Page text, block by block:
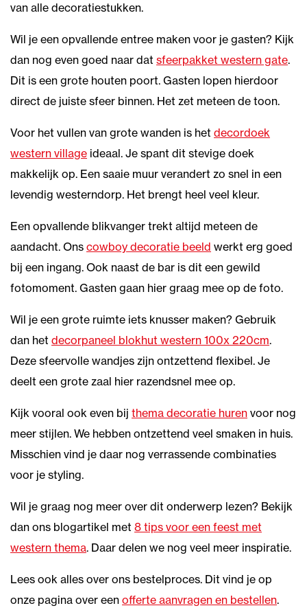
van alle decoratiestukken.
Wil je een opvallende entree maken voor je gasten? Kijk
dan nog even goed naar dat sfeerpakket western gate.
Dit is een grote houten poort. Gasten lopen hierdoor
direct de juiste sfeer binnen. Het zet meteen de toon.
Voor het vullen van grote wanden is het decordoek
western village ideaal. Je spant dit stevige doek
makkelijk op. Een saaie muur verandert zo snel in een
levendig westerndorp. Het brengt heel veel kleur.
Een opvallende blikvanger trekt altijd meteen de
aandacht. Ons cowboy decoratie beeld werkt erg goed
bij een ingang. Ook naast de bar is dit een gewild
fotomoment. Gasten gaan hier graag mee op de foto.
Wil je een grote ruimte iets knusser maken? Gebruik
dan het decorpaneel blokhut western 100x 220cm.
Deze sfeervolle wandjes zijn ontzettend flexibel. Je
deelt een grote zaal hier razendsnel mee op.
Kijk vooral ook even bij thema decoratie huren voor nog
meer stijlen. We hebben ontzettend veel smaken in huis.
Misschien vind je daar nog verrassende combinaties
voor je styling.
Wil je graag nog meer over dit onderwerp lezen? Bekijk
dan ons blogartikel met 8 tips voor een feest met
western thema. Daar delen we nog veel meer inspiratie.
Lees ook alles over ons bestelproces. Dit vind je op
onze pagina over een offerte aanvragen en bestellen.